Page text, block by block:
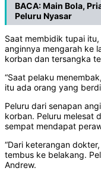
BACA:Main Bola,
Peluru Nyasar
Saat membidik tupai
anginnya mengarah ke
korban dan tersangka
“Saat pelaku
itu ada orang yang
Peluru dari senapan
korban. Peluru melesat
sempat mendapat
“Dari keterangan
tembus ke belakang.
Andrew.